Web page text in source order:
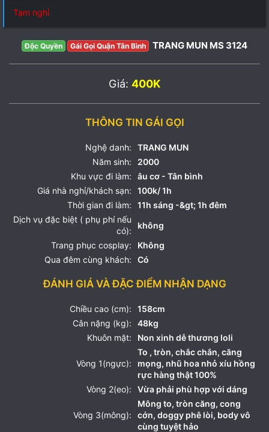
Tạm nghỉ
Độc Quyền Gái Gọi Quận Tân Bình TRANG MUN MS 3124
Giá: 400K
THÔNG TIN GÁI GỌI
Nghệ danh:
TRANG MUN
Năm sinh:
2000
Khu vực đi làm:
âu cơ - Tân bình
Giá nhà nghỉ/khách sạn:
100k/ 1h
Thời gian đi làm:
11h sáng -&gt; 1h đêm
Dịch vụ đặc biệt ( phụ phí nếu
có):
không
Trang phục cosplay:
Không
Qua đêm cùng khách:
Có
ĐÁNH GIÁ VÀ ĐẶC ĐIỂM NHẬN DẠNG
Chiều cao (cm):
158cm
Cân nặng (kg):
48kg
Khuôn mặt:
Non xinh dễ thương loli
Vòng 1(ngực):
To , tròn, chắc chắn, căng
mọng, nhũ hoa nhỏ xíu hồng
rực hàng thật 100%
Vòng 2(eo):
Vừa phải phù hợp với dáng
Vòng 3(mông):
Mông to, tròn căng, cong
cớn, doggy phê lòi, body vô
cùng tuyệt hảo